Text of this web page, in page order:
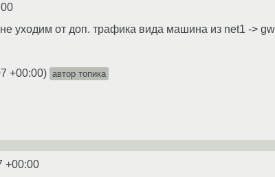
уходим от доп. трафика вида машина из net1 ->
+00:00) автор топика
+00:00